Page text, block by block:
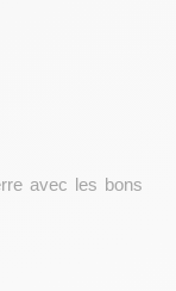
avec les bons